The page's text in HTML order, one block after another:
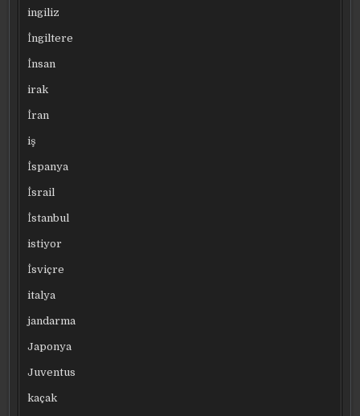
ingiliz
İngiltere
İnsan
irak
İran
iş
İspanya
İsrail
İstanbul
istiyor
İsviçre
italya
jandarma
Japonya
Juventus
kaçak